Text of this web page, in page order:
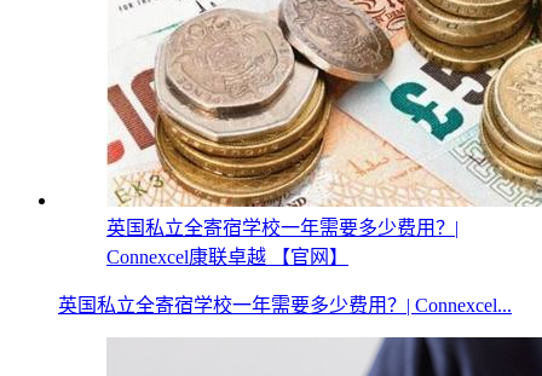
英国私立全寄宿学校一年需要多少费用？|
Connexcel康联卓越 【官网】
英国私立全寄宿学校一年需要多少费用？| Connexcel...